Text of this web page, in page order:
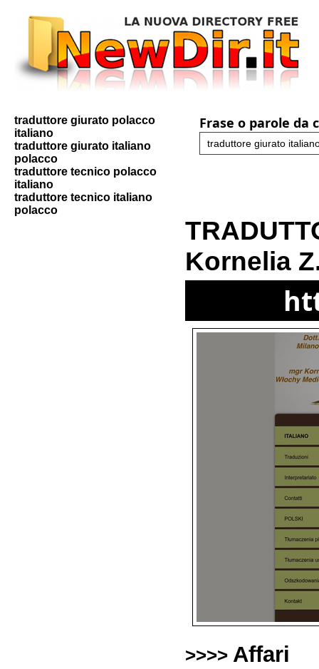
traduttore giurato polacco
italiano
traduttore giurato italiano
polacco
traduttore tecnico polacco
italiano
traduttore tecnico italiano
polacco
Frase o parole da
Kornelia
>>>> Affari